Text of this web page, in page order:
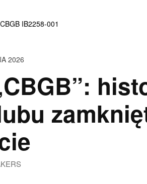
2026